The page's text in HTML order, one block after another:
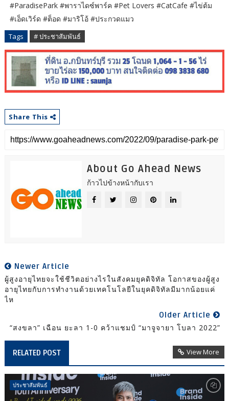
#ParadisePark #พาราไดซ์พาร์ค #Pet Lovers #CatCafe #ไข่ต้ม
#เอ็ดเวิร์ด #ต็อด #มาริโอ้ #ประกวดแมว
Tags # ประชาสัมพันธ์
Share This
About Go Ahead News
ก้าวไปข้างหน้ากับเรา
Newer Article
ผู้สูงอายุไทยจะใช้ชีวิตอย่างไรในสังคมยุคดิจิทัล โอกาสของผู้สูง
อายุไทยกับการทำงานด้วยเทคโนโลยีในยุคดิจิทัลมีมากน้อยแค่
ไห
Older Article
“สงขลา” เฉือน ยะลา 1-0 คว้าแชมป์ “มาจูจายา โบลา 2022”
RELATED POST View More
ประชาสัมพันธ์